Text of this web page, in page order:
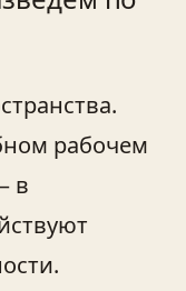
рабочем
в